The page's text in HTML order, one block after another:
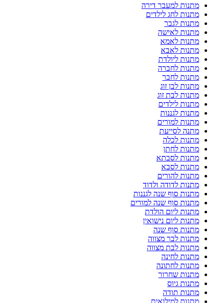
מתנות למעבר דירה
מתנות לחג לילדים
מתנות לגבר
מתנות לאישה
מתנות לאמא
מתנות לאבא
מתנות ליולדת
מתנות לחברה
מתנות לחבר
מתנות לבן זוג
מתנות לבת זוג
מתנות לילדים
מתנות לגננות
מתנות למורים
מתנה לסייעת
מתנות לכלה
מתנות לחתן
מתנות לסבתא
מתנות לסבא
מתנות להורים
מתנות לדודה ולדוד
מתנות סוף שנה לגננות
מתנות סוף שנה למורים
מתנות ליום הולדת
מתנות ליום נישואין
מתנות סוף שנה
מתנות לבר מצווה
מתנות לבת מצווה
מתנות לחינה
מתנות לחתונה
מתנות שחרור
מתנות גיוס
מתנות תודה
מתנות למילואים